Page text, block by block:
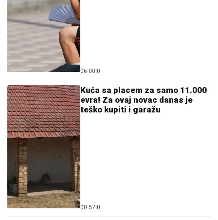
"NIKO ME NIJE ZVAO DA NASTUPAM U CRNOJ
GORI"Rada Manojlović progovorila o krizi na estradi i
nastupima: "Bolje biti prvi u selu nego poslednji u
gradu"
(FOTO) TAKI SA ZANOSNOM
PLAVUŠOM
lokalu, posle skandala sa Majom i
Asminom pokazao sa kim uživa
PONOVO BLISTA "ČIPKA" U
DRVETU: U